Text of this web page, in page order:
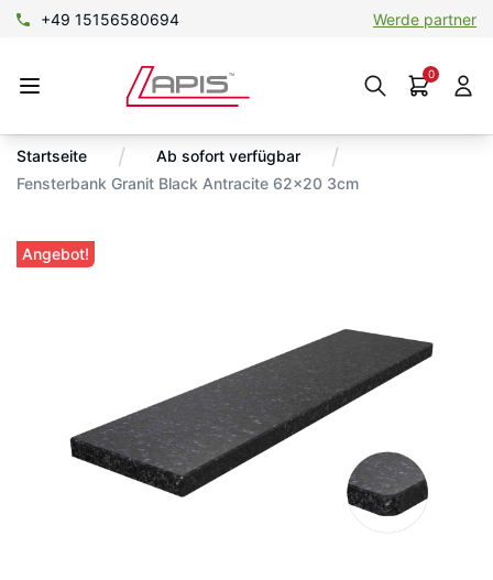
+49 15156580694 Werde partner
0
Startseite / Ab sofort verfügbar /
Fensterbank Granit Black Antracite 62×20 3cm
Angebot!